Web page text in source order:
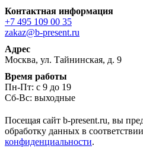
Контактная информация
+7 495 109 00 35
zakaz@b-present.ru
Адрес
Москва, ул. Тайнинская, д. 9
Время работы
Пн-Пт: с 9 до 19
Сб-Вс: выходные
Посещая сайт b-present.ru, вы
обработку данных в
конфиденциальности.